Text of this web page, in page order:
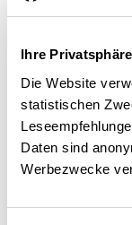
Ihre
Die Website
statistischen
Daten sind
Werbezwecke